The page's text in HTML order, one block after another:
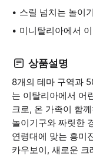
스릴 넘치는 놀이
미니탈리아에서
상품설명
8개의 테마 구역과
는 이탈리아에서 어
크로, 온 가족이 함
놀이기구와 짜릿한
연령대에 맞는 흥미
카우보이, 새로운